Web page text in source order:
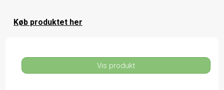
Køb produktet her
Vis produkt